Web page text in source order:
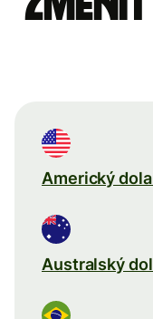
Americký
Australský